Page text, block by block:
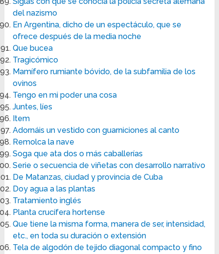
del nazismo
En Argentina, dicho de un espectáculo, que se
ofrece después de la media noche
Que bucea
Tragicómico
Mamífero rumiante bóvido, de la subfamilia de los
ovinos
Tengo en mi poder una cosa
Juntes, líes
Item
Adornáis un vestido con guarniciones al canto
Remolca la nave
Soga que ata dos o más caballerías
Serie o secuencia de viñetas con desarrollo narrativo
De Matanzas, ciudad y provincia de Cuba
Doy agua a las plantas
Tratamiento inglés
Planta crucífera hortense
Que tiene la misma forma, manera de ser, intensidad,
etc., en toda su duración o extensión
Tela de algodón de tejido diagonal compacto y fino